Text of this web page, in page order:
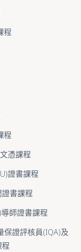
程
程
憑課程
證書課程
書課程
師證書課程
保證評核員(IQA)及